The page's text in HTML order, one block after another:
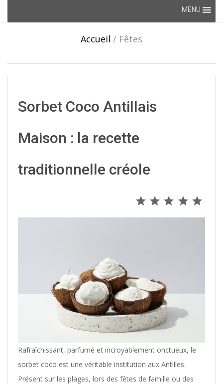
MENU
Accueil / Fêtes
Sorbet Coco Antillais
Maison : la recette
traditionnelle créole
Rafraîchissant, parfumé et incroyablement onctueux, le
sorbet coco est une véritable institution aux Antilles.
Présent sur les plages, lors des fêtes de famille ou des